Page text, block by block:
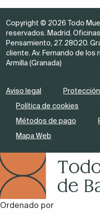
Copyright © 2026 Todo
reservados. Madrid.
Pensamiento, 27. 28020.
cliente. Av. Fernando de los
Armilla (Granada)
Aviso legal
Política de cookies
Métodos de pago
Mapa Web
Ordenado por